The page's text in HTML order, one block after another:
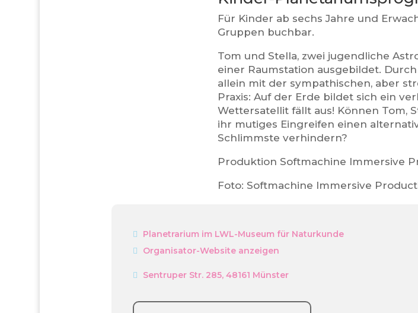
Für Kinder ab sechs Jahre und
Gruppen buchbar.
Tom und Stella, zwei jugendliche
einer Raumstation ausgebildet.
allein mit der sympathischen, aber
Praxis: Auf der Erde bildet sich ein
Wettersatellit fällt aus! Können Tom,
ihr mutiges Eingreifen einen
Schlimmste verhindern?
Produktion Softmachine Immersive
Foto: Softmachine Immersive
Planetrarium im LWL-Museum für Naturkunde
Organisator-Website anzeigen
Sentruper Str. 285, 48161 Münster